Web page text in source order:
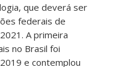
que deverá ser
federais de
A primeira
no Brasil foi
e contemplou